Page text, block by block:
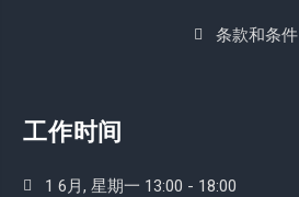
条款和条件
工作时间
1 6月, 星期一 13:00 - 18:00